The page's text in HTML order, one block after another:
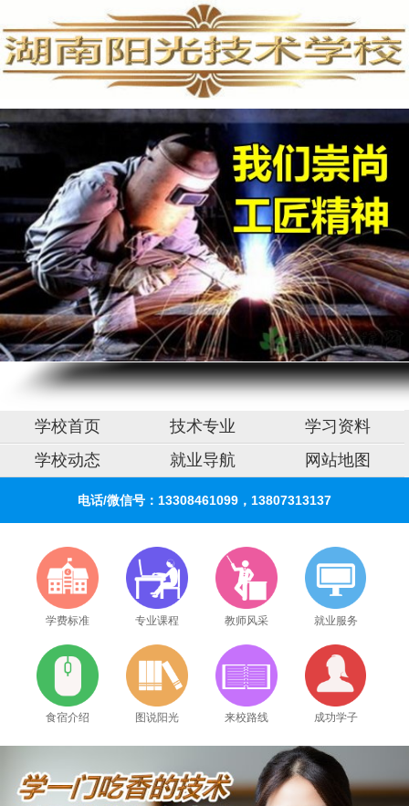
手机维修培训,手机维修培训学校,手机维修培训班
学校首页 技术专业
学习资料
学校动态
就业导航 网站地图
电话/微信号：13308461099，13807313137
学费标准 专业课程 教师风采 就业服务
食宿介绍 图说阳光 来校路线 成功学子